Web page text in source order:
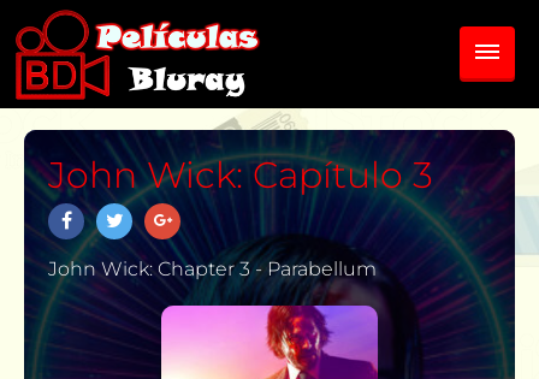
John Wick: Capítulo 3
John Wick: Chapter 3 - Parabellum